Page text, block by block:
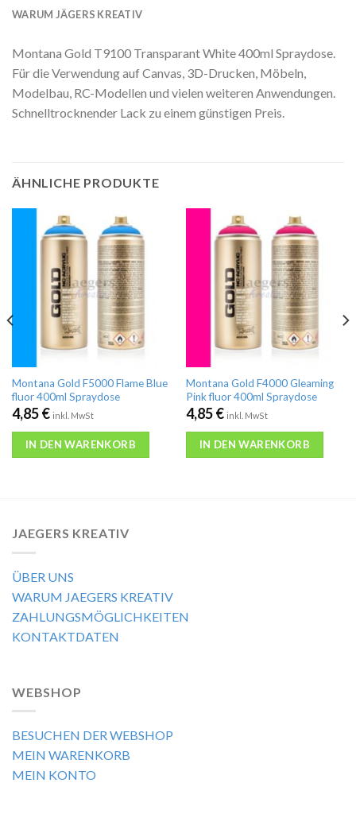
WARUM JÄGERS KREATIV
Montana Gold T9100 Transparant White 400ml Spraydose.
Für die Verwendung auf Canvas, 3D-Drucken, Möbeln,
Modelbau, RC-Modellen und vielen weiteren Anwendungen.
Schnelltrocknender Lack zu einem günstigen Preis.
ÄHNLICHE PRODUKTE
Montana Gold F5000 Flame Blue
fluor 400ml Spraydose
4,85€ inkl. MwSt
IN DEN WARENKORB
Montana Gold F4000 Gleaming
Pink fluor 400ml Spraydose
4,85€ inkl. MwSt
IN DEN WARENKORB
JAEGERS KREATIV
ÜBER UNS
WARUM JAEGERS KREATIV
ZAHLUNGSMÖGLICHKEITEN
KONTAKTDATEN
WEBSHOP
BESUCHEN DER WEBSHOP
MEIN WARENKORB
MEIN KONTO